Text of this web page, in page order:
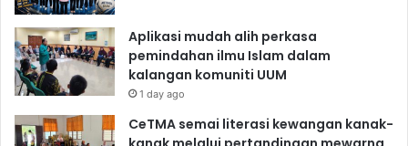
Aplikasi mudah alih perkasa
pemindahan ilmu Islam dalam
kalangan komuniti UUM
1 day ago
CeTMA semai literasi kewangan kanak-